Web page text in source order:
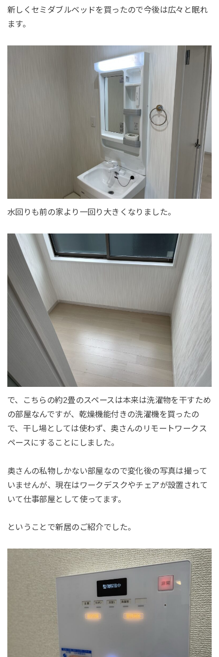
新しくセミダブルベッドを買ったので今後は広々と眠れ
ます。
水回りも前の家より一回り大きくなりました。
で、こちらの約2畳のスペースは本来は洗濯物を干すため
の部屋なんですが、乾燥機能付きの洗濯機を買ったの
で、干し場としては使わず、奥さんのリモートワークス
ペースにすることにしました。
奥さんの私物しかない部屋なので変化後の写真は撮って
いませんが、現在はワークデスクやチェアが設置されて
いて仕事部屋として使ってます。
ということで新居のご紹介でした。